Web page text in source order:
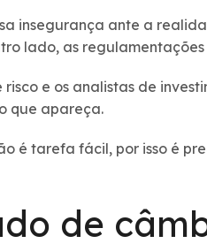
insegurança ante a
lado, as
e os analistas de
que apareça.
é tarefa fácil, por isso é
de